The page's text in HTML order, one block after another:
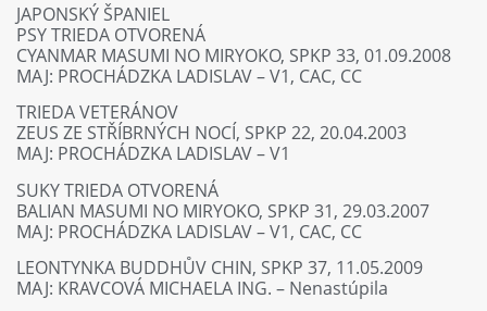
JAPONSKÝ ŠPANIEL
PSY TRIEDA OTVORENÁ
CYANMAR MASUMI NO MIRYOKO, SPKP 33, 01.09.2008
MAJ: PROCHÁDZKA LADISLAV – V1, CAC, CC
TRIEDA VETERÁNOV
ZEUS ZE STŘÍBRNÝCH NOCÍ, SPKP 22, 20.04.2003
MAJ: PROCHÁDZKA LADISLAV – V1
SUKY TRIEDA OTVORENÁ
BALIAN MASUMI NO MIRYOKO, SPKP 31, 29.03.2007
MAJ: PROCHÁDZKA LADISLAV – V1, CAC, CC
LEONTYNKA BUDDHŮV CHIN, SPKP 37, 11.05.2009
MAJ: KRAVCOVÁ MICHAELA ING. – Nenastúpila